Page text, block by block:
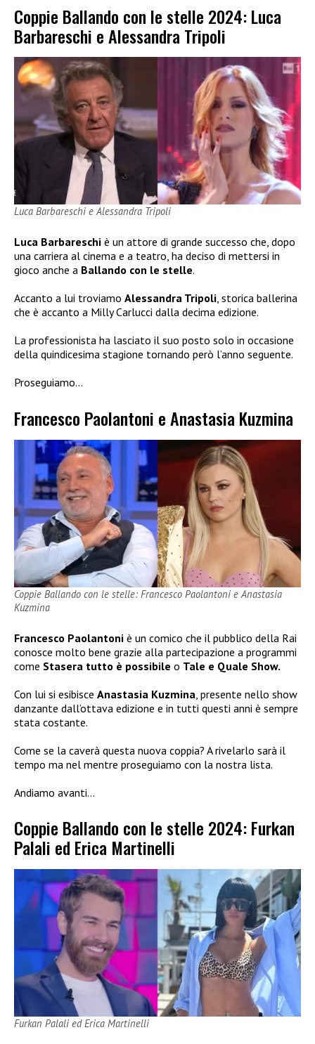
Coppie Ballando con le stelle 2024: Luca
Barbareschi e Alessandra Tripoli
Luca Barbareschi e Alessandra Tripoli
Luca Barbareschi è un attore di grande successo che, dopo
una carriera al cinema e a teatro, ha deciso di mettersi in
gioco anche a Ballando con le stelle.
Accanto a lui troviamo Alessandra Tripoli, storica ballerina
che è accanto a Milly Carlucci dalla decima edizione.
La professionista ha lasciato il suo posto solo in occasione
della quindicesima stagione tornando però l’anno seguente.
Proseguiamo…
Francesco Paolantoni e Anastasia Kuzmina
Coppie Ballando con le stelle: Francesco Paolantoni e Anastasia
Kuzmina
Francesco Paolantoni è un comico che il pubblico della Rai
conosce molto bene grazie alla partecipazione a programmi
come Stasera tutto è possibile o Tale e Quale Show.
Con lui si esibisce Anastasia Kuzmina , presente nello show
danzante dall’ottava edizione e in tutti questi anni è sempre
stata costante.
Come se la caverà questa nuova coppia? A rivelarlo sarà il
tempo ma nel mentre proseguiamo con la nostra lista.
Andiamo avanti…
Coppie Ballando con le stelle 2024: Furkan
Palali ed Erica Martinelli
Furkan Palali ed Erica Martinelli